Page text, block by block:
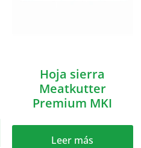
Hoja sierra
Meatkutter
Premium MKI
Leer más